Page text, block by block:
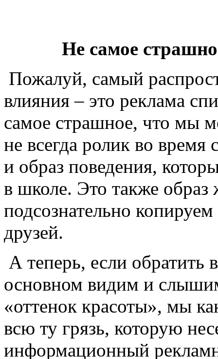
Не самое
Пожалуй, самый
влияния – это реклама
самое страшное, что мы
не всегда ролик во
и образ поведения,
в школе. Это также
подсознательно
друзей.
А теперь, если обратить
основном видим и
«оттенок красоты», мы
всю ту грязь, которую
информационный